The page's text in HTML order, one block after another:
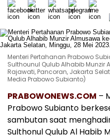
Menteri Pertahanan Prabowo
Sulthounul Qulub Alhabib Munzir
Rajawati, Pancoran, Jakarta
Media Prabowo Subianto)
PRABOWONEWS.COM –
Prabowo Subianto
sambutan saat
Sulthonul Qulub Al Habib